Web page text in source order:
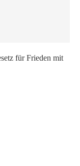
für Frieden mit